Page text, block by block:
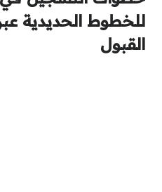
القبول